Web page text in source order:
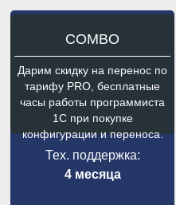
COMBO
Дарим скидку на перенос по
тарифу PRO, бесплатные
часы работы программиста
1С при покупке
конфигурации и переноса.
Тех. поддержка:
4 месяца